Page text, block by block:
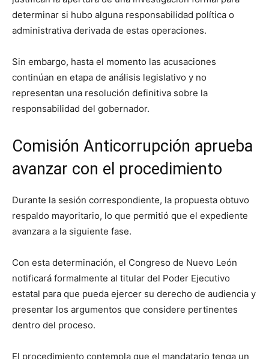
determinar si hubo alguna responsabilidad política o
administrativa derivada de estas operaciones.
Sin embargo, hasta el momento las acusaciones
continúan en etapa de análisis legislativo y no
representan una resolución definitiva sobre la
responsabilidad del gobernador.
Comisión Anticorrupción aprueba
avanzar con el procedimiento
Durante la sesión correspondiente, la propuesta obtuvo
respaldo mayoritario, lo que permitió que el expediente
avanzara a la siguiente fase.
Con esta determinación, el Congreso de Nuevo León
notificará formalmente al titular del Poder Ejecutivo
estatal para que pueda ejercer su derecho de audiencia y
presentar los argumentos que considere pertinentes
dentro del proceso.
El procedimiento contempla que el mandatario tenga un